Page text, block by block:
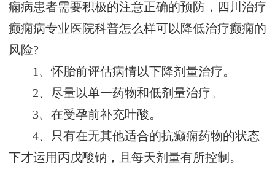
痫病患者需要积极的注意正确的预防，四川治疗
癫痫病专业医院科普怎么样可以降低治疗癫痫的
风险?
1、怀胎前评估病情以下降剂量治疗。
2、尽量以单一药物和低剂量治疗。
3、在受孕前补充叶酸。
4、只有在无其他适合的抗癫痫药物的状态
下才运用丙戊酸钠，且每天剂量有所控制。